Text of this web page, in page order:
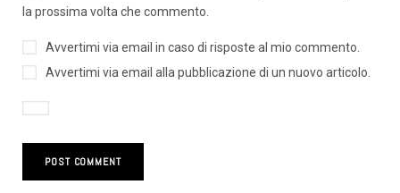
la prossima volta che commento.
Avvertimi via email in caso di risposte al mio commento.
Avvertimi via email alla pubblicazione di un nuovo articolo.